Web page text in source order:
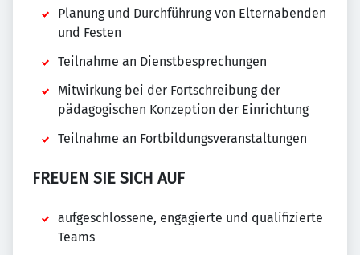
Planung und Durchführung von Elternabenden
und Festen
Teilnahme an Dienstbesprechungen
Mitwirkung bei der Fortschreibung der
pädagogischen Konzeption der Einrichtung
Teilnahme an Fortbildungsveranstaltungen
FREUEN SIE SICH AUF
aufgeschlossene, engagierte und qualifizierte
Teams